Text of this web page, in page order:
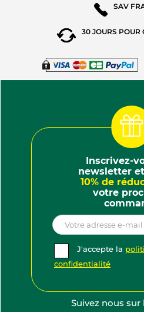
(211 AVIS)
SAV
30 JOURS POUR
Inscrivez-
newsletter et
10% de
votre
J'accepte la
confidentialité
Suivez nous sur